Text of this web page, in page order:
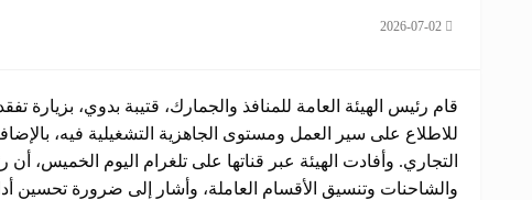
2026-07-02
قام رئيس الهيئة العامة للمنافذ والجمارك، قتيبة بدوي، بزيارة
للاطلاع على سير العمل ومستوى الجاهزية التشغيلية فيه،
التجاري. وأفادت الهيئة عبر قناتها على تلغرام اليوم الخميس،
والشاحنات وتنسيق الأقسام العاملة، وأشار إلى ضرورة تحسين